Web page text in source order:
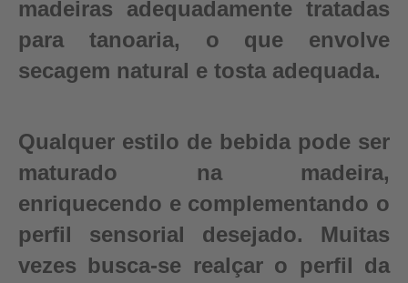
madeiras adequadamente tratadas
para tanoaria, o que envolve
secagem natural e tosta adequada.
Qualquer estilo de bebida pode ser
maturado na madeira,
enriquecendo e complementando o
perfil sensorial desejado. Muitas
vezes busca-se realçar o perfil da